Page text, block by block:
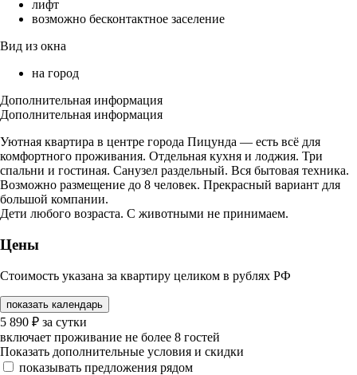
лифт
возможно бесконтактное заселение
Вид из окна
на город
Дополнительная информация
Дополнительная информация
Уютная квартира в центре города Пицунда — есть всё для
комфортного проживания. Отдельная кухня и лоджия. Три
спальни и гостиная. Санузел раздельный. Вся бытовая техника.
Возможно размещение до 8 человек. Прекрасный вариант для
большой компании.
Дети любого возраста. С животными не принимаем.
Цены
Стоимость указана за квартиру целиком в рублях РФ
показать календарь
5 890 ₽ за сутки
включает проживание не более 8 гостей
Показать дополнительные условия и скидки
показывать предложения рядом